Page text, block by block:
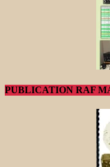
PUBLICATION RAF